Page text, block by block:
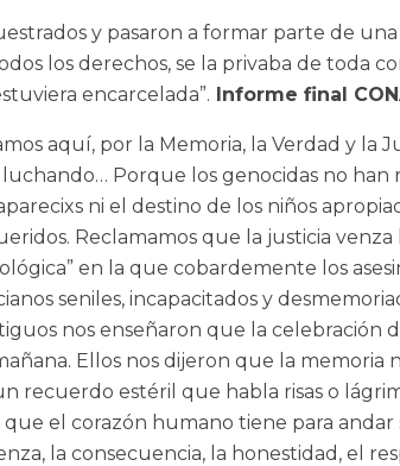
y pasaron a formar parte de
los derechos, se la privaba de toda
encarcelada”. Informe final
aquí, por la Memoria, la Verdad y la
Porque los genocidas no han
ni el destino de los niños
Reclamamos que la justicia
en la que cobardemente los
seniles, incapacitados y
nos enseñaron que la celebración
Ellos nos dijeron que la memoria
recuerdo estéril que habla risas o
el corazón humano tiene para andar
la consecuencia, la honestidad, el